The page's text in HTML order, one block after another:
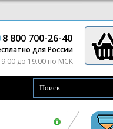
8 800 700-26-40
для России
9.00 до 19.00 по МСК